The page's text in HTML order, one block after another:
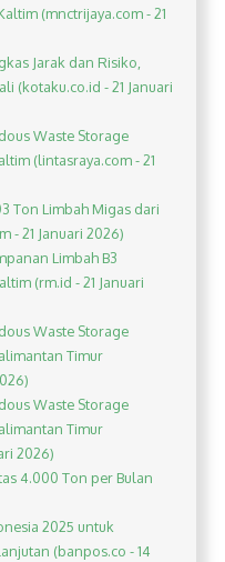
(mnctrijaya.com - 21
Jarak dan Risiko,
(kotaku.co.id - 21 Januari
Waste Storage
(lintasraya.com - 21
Ton Limbah Migas dari
- 21 Januari 2026)
Limbah B3
(rm.id - 21 Januari
Waste Storage
Timur
Waste Storage
Timur
2026)
4.000 Ton per Bulan
2025 untuk
(banpos.co - 14